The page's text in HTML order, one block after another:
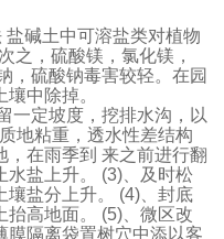
碱土中可溶盐类对植物
之，硫酸镁，氯化镁，
，硫酸钠毒害较轻。在园
中除掉。
定坡度，挖排水沟，以
地粘重，透水性差结构
，在雨季到 来之前进行翻
水盐上升。 (3)、及时松
壤盐分上升。 (4)、封底
抬高地面。 (5)、微区改
膜隔离袋置树穴中添以客